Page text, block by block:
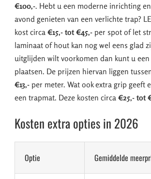
€100,-. Hebt u een moderne inrichting
avond genieten van een verlichte trap?
kost circa €15,- tot €45,- per spot of let
laminaat of hout kan nog wel eens glad
uitglijden wilt voorkomen dan kunt u
plaatsen. De prijzen hiervan liggen
€13,- per meter. Wat ook extra grip geeft
een trapmat. Deze kosten circa €25,- tot
Kosten extra opties in 2026
Optie Gemiddelde